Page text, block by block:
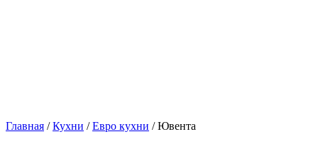
Главная /Кухни /Евро кухни / Ювента